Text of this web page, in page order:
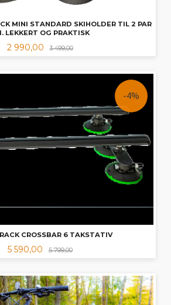
MINI STANDARD SKIHOLDER TIL 2 PAR
LEKKERT OG PRAKTISK
Tilbud
2 990,00 3 499,00Rabatt
CROSSBAR 6 TAKSTATIV
Tilbud
5 590,00 5 799,00Rabatt
-4%